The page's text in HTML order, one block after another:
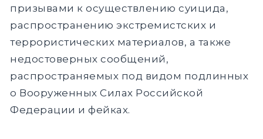
призывами к осуществлению суицида,
распространению экстремистских и
террористических материалов, а также
недостоверных сообщений,
распространяемых под видом подлинных
о Вооруженных Силах Российской
Федерации и фейках.